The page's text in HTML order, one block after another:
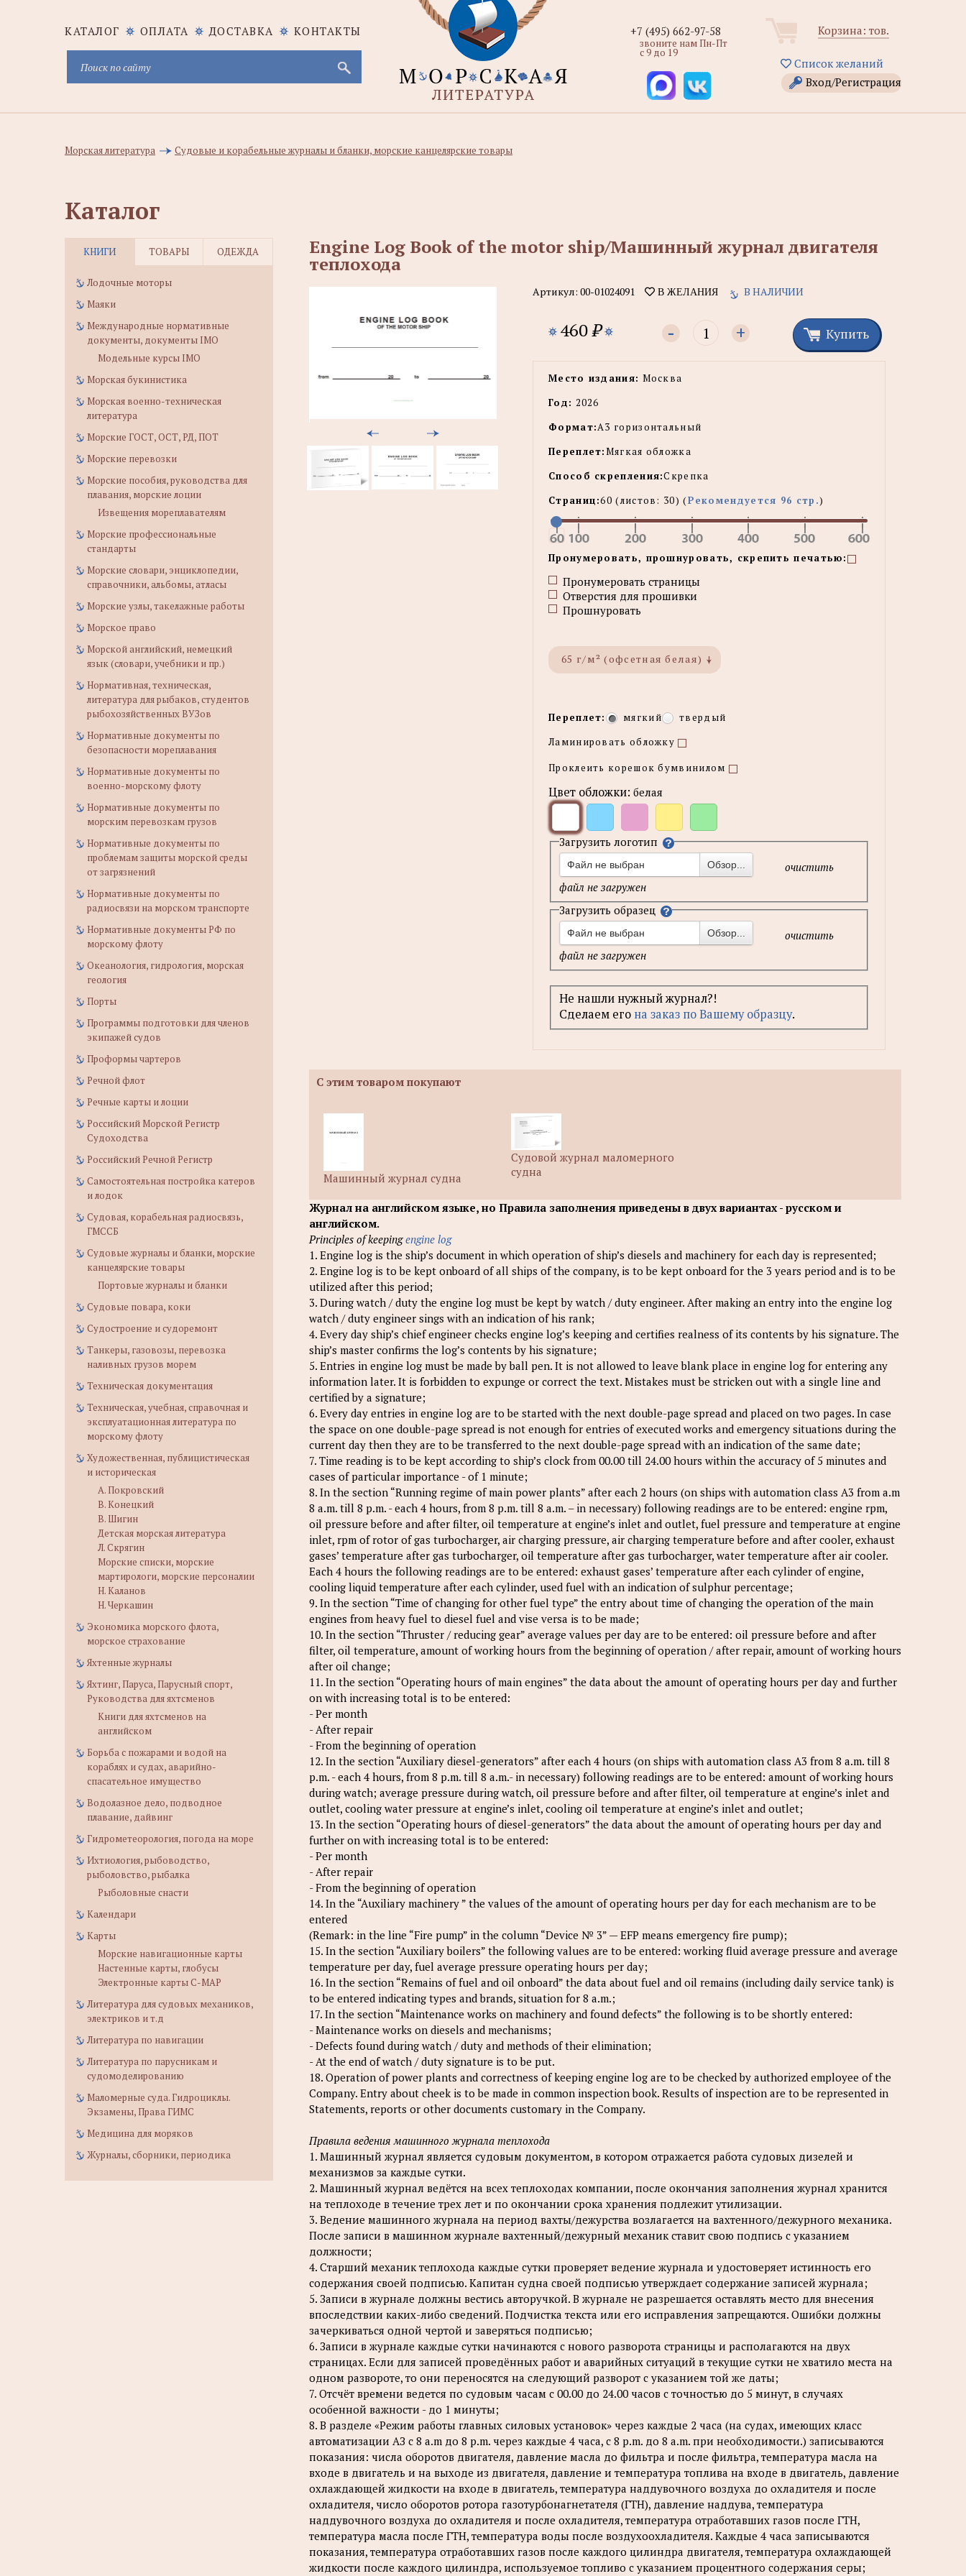
КАТАЛОГ ОПЛАТА ДОСТАВКА КОНТАКТЫ Корзина: тов.
Список желаний
Вход/Регистрация
+7 (495) 662-97-58
звоните нам Пн-Пт
с 9 до 19
Морская литература Судовые и корабельные журналы и бланки, морские канцелярские товары
Каталог
КНИГИ ТОВАРЫ ОДЕЖДА
Лодочные моторы
Маяки
Международные нормативные
документы, документы IMO
Модельные курсы IMO
Морская букинистика
Морская военно-техническая
литература
Морские ГОСТ, ОСТ, РД, ПОТ
Морские перевозки
Морские пособия, руководства для
плавания, морские лоции
Извещения мореплавателям
Морские профессиональные
стандарты
Морские словари, энциклопедии,
справочники, альбомы, атласы
Морские узлы, такелажные работы
Морское право
Морской английский, немецкий
язык (словари, учебники и пр.)
Нормативная, техническая,
литература для рыбаков, студентов
рыбохозяйственных ВУЗов
Нормативные документы по
безопасности мореплавания
Нормативные документы по
военно-морскому флоту
Нормативные документы по
морским перевозкам грузов
Нормативные документы по
проблемам защиты морской среды
от загрязнений
Нормативные документы по
радиосвязи на морском транспорте
Нормативные документы РФ по
морскому флоту
Океанология, гидрология, морская
геология
Порты
Программы подготовки для членов
экипажей судов
Проформы чартеров
Речной флот
Речные карты и лоции
Российский Морской Регистр
Судоходства
Российский Речной Регистр
Самостоятельная постройка катеров
и лодок
Судовая, корабельная радиосвязь,
ГМССБ
Судовые журналы и бланки, морские
канцелярские товары
Портовые журналы и бланки
Судовые повара, коки
Судостроение и судоремонт
Танкеры, газовозы, перевозка
наливных грузов морем
Техническая документация
Техническая, учебная, справочная и
эксплуатационная литература по
морскому флоту
Художественная, публицистическая
и историческая
А. Покровский
В. Конецкий
В. Шигин
Детская морская литература
Л. Скрягин
Морские списки, морские
мартирологи, морские персоналии
Н. Каланов
Н. Черкашин
Экономика морского флота,
морское страхование
Яхтенные журналы
Яхтинг, Паруса, Парусный спорт,
Руководства для яхтсменов
Книги для яхтсменов на
английском
Борьба с пожарами и водой на
кораблях и судах, аварийно-
спасательное имущество
Водолазное дело, подводное
плавание, дайвинг
Гидрометеорология, погода на море
Ихтиология, рыбоводство,
рыболовство, рыбалка
Рыболовные снасти
Календари
Карты
Морские навигационные карты
Настенные карты, глобусы
Электронные карты C-MAP
Литература для судовых механиков,
электриков и т.д
Литература по навигации
Литература по парусникам и
судомоделированию
Маломерные суда. Гидроциклы.
Экзамены, Права ГИМС
Медицина для моряков
Журналы, сборники, периодика
Engine Log Book of the motor ship/Машинный журнал двигателя
теплохода
Артикул: 00-01024091 В ЖЕЛАНИЯ В НАЛИЧИИ
460₽ - + Купить
Место издания: Москва
Год: 2026
Формат:А3 горизонтальный
Переплет:Мягкая обложка
Способ скрепления:Скрепка
Страниц:60 (листов: 30) (Рекомендуется 96 стр.)
Пронумеровать, прошнуровать, скрепить печатью:
Пронумеровать страницы
Отверстия для прошивки
Прошнуровать
65 г/м² (офсетная белая)
Переплет: мягкий
твердый
Ламинировать обложку
Проклеить корешок бумвинилом
Цвет обложки: белая
Загрузить логотип
Файл не выбран Обзор...
очистить
файл не загружен
Загрузить образец
Файл не выбран Обзор...
очистить
файл не загружен
Не нашли нужный журнал?!
Cделаем его на заказ по Вашему образцу.
С этим товаром покупают
Машинный журнал судна
Судовой журнал маломерного
судна
Журнал на английском языке, но Правила заполнения приведены в двух вариантах - русском и
английском.
Principles of keepingengine log
1. Engine log is the ship’s document in which operation of ship’s diesels and machinery for each day is represented;
2. Engine log is to be kept onboard of all ships of the company, is to be kept onboard for the 3 years реriod and is to be
utilized after this реriod;
3. During watch / duty the engine log must be kept by watch / duty engineer. After making an entry into the engine log
watch / duty engineer sings with an indication of his rank;
4. Every day ship’s chief engineer checks engine log’s keeping and certifies realness of its contents by his signature. The
ship’s master confirms the log’s contents by his signature;
5. Entries in engine log must be made by ball pen. It is not allowed to leave blank place in engine log for entering any
information later. It is forbidden to expungе or correct the text. Mistakes must be stricken out with a single line and
certified by a signature;
6. Every day entries in engine log are to be started with the next double-page spread and placed on two pages. In case
the space on one double-page spread is not enough for entries of executed works and emergency situations during the
current day then they are to be transferred to the next double-page spread with an indication of the same date;
7. Time reading is to be kept according to ship’s clock from 00.00 till 24.00 hours within the accuracy of 5 minutes and
cases of particular importаnсe - of 1 minute;
8. In the section “Running regime of main power plants” after each 2 hours (on ships with automation class A3 from a.m
8 a.m. till 8 p.m. - each 4 hours, from 8 p.m. till 8 a.m. – in necessary) following readings are to be entered: engine rpm,
oil pressure before and after filter, oil temperature at engine’s inlet and outlet, fuel pressure and temperature at engine
inlet, rpm оf rotor of gas turbocharger, air charging pressure, air charging temperature before and after cooler, exhaust
gases’ temperature after gas turbocharger, oil temperature after gas turbocharger, water temperature after air cooler.
Each 4 hours the following readings are to be entered: exhaust gases’ temperature after each cylinder of engine,
cooling liquid temperature after each cylinder, used fuel with an indication of sulphur percentage;
9. In the section “Time of changing for other fuel type” the entry about time of changing the operation of the main
engines from heavy fuel to diesel fuel and vise versa is to be made;
10. In the section “Thruster / reducing gear” average values per day are to be entered: oil pressure before and after
filter, oil temperature, amount of working hours from the beginning of operation / after repair, amount of working hours
after oil change;
11. In the section “Operating hours of main engines” the data about the amount of operating hours per day and further
on with increasing total is to be entered:
- Per month
- After repair
- From the beginning of operation
12. In the section “Auxiliary diesel-generators” after each 4 hours (on ships with automation class A3 from 8 a.m. till 8
p.m. - each 4 hours, from 8 p.m. till 8 a.m.- in necessary) following readings are to be entered: amount of working hours
during watch; average pressure during watch, oil pressure before and after filter, oil temperature at engine’s inlet and
outlet, cooling water pressure at engine’s inlet, cooling oil temperature at engine’s inlet and outlet;
13. In the section “Operating hours of diesel-generators” the data about the amount of operating hours per day and
further on with increasing total is to be entered:
- Per month
- After repair
- From the beginning of operation
14. In the “Auxiliary machinery ” the values of the amount of operating hours per day for each mechanism are to be
entered
(Remark: in the line “Fire pump” in the column “Device № 3” — EFP means emergency fire pump);
15. In the section “Auxiliary boilers” the following values are to be entered: working fluid average pressure and average
temperature per day, fuel average pressure operating hours per day;
16. In the section “Remains of fuel and oil onboard” the data about fuel and oil remains (including daily service tank) is
to be entered indicating types and brands, situation for 8 a.m.;
17. In the section “Maintenance works on machinery and found defects” the following is to be shortly entered:
- Maintenance works on diesels and mechanisms;
- Defects found during watch / duty and methods of their elimination;
- At the end of watch / duty signature is to be put.
18. Operation of power plants and correctness of keeping engine log are to be checked by authorized employee of the
Company. Entry about cheek is to be made in common inspection book. Results of inspection are to be represented in
Statements, reports or other documents customary in the Company.
Правила ведения машинного журнала теплохода
1. Машинный журнал является судовым документом, в котором отражается работа судовых дизелей и
механизмов за каждые сутки.
2. Машинный журнал ведётся на всех теплоходах компании, после окончания заполнения журнал хранится
на теплоходе в течение трех лет и по окончании срока хранения подлежит утилизации.
3. Ведение машинного журнала на период вахты/дежурства возлагается на вахтенного/дежурного механика.
После записи в машинном журнале вахтенный/дежурный механик ставит свою подпись с указанием
должности;
4. Старший механик теплохода каждые сутки проверяет ведение журнала и удостоверяет истинность его
содержания своей подписью. Капитан судна своей подписью утверждает содержание записей журнала;
5. Записи в журнале должны вестись авторучкой. В журнале не разрешается оставлять место для внесения
впоследствии каких-либо сведений. Подчистка текста или его исправления запрещаются. Ошибки должны
зачеркиваться одной чертой и заверяться подписью;
6. Записи в журнале каждые сутки начинаются с нового разворота страницы и располагаются на двух
страницах. Если для записей проведённых работ и аварийных ситуаций в текущие сутки не хватило места на
одном развороте, то они переносятся на следующий разворот с указанием той же даты;
7. Отсчёт времени ведется по судовым часам с 00.00 до 24.00 часов с точностью до 5 минут, в случаях
особенной важности - до 1 минуты;
8. В разделе «Режим работы главных силовых установок» через каждые 2 часа (на судах, имеющих класс
автоматизации АЗ с 8 a.m до 8 р.m. через каждые 4 часа, с 8 р.m. до 8 a.m. при необходимости.) записываются
показания: числа оборотов двигателя, давление масла до фильтра и после фильтра, температура масла на
входе в двигатель и на выходе из двигателя, давление и температура топлива на входе в двигатель, давление
охлаждающей жидкости на входе в двигатель, температура наддувочного воздуха до охладителя и после
охладителя, число оборотов ротора газотурбонагнетателя (ГТН), давление наддува, температура
наддувочного воздуха до охладителя и после охладителя, температура отработавших газов после ГТН,
температура масла после ГТН, температура воды после воздухоохладителя. Каждые 4 часа записываются
показания, температура отработавших газов после каждого цилиндра двигателя, температура охлаждающей
жидкости после каждого цилиндра, используемое топливо с указанием процентного содержания серы;